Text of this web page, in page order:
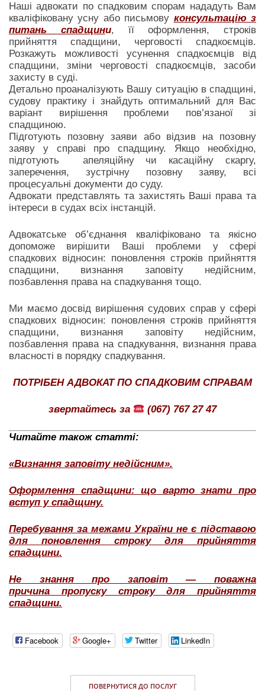
Наші адвокати по спадковим спорам нададуть Вам
кваліфіковану усну або письмову консультацію з
питань спадщини, її оформлення, строків
прийняття спадщини, черговості спадкоємців.
Розкажуть можливості усунення спадкоємців від
спадщини, зміни черговості спадкоємців, засоби
захисту в суді.
Детально проаналізують Вашу ситуацію в спадщині,
судову практику і знайдуть оптимальний для Вас
варіант вирішення проблеми пов’язаної зі
спадщиною.
Підготують позовну заяви або відзив на позовну
заяву у справі про спадщину. Якщо необхідно,
підготують апеляційну чи касаційну скаргу,
заперечення, зустрічну позовну заяву, всі
процесуальні документи до суду.
Адвокати представлять та захистять Ваші права та
інтереси в судах всіх інстанцій.
Адвокатське об’єднання кваліфіковано та якісно
допоможе вирішити Ваші проблеми у сфері
спадкових відносин: поновлення строків прийняття
спадщини, визнання заповіту недійсним,
позбавлення права на спадкування тощо.
Ми маємо досвід вирішення судових справ у сфері
спадкових відносин: поновлення строків прийняття
спадщини, визнання заповіту недійсним,
позбавлення права на спадкування, визнання права
власності в порядку спадкування.
ПОТРІБЕН АДВОКАТ ПО СПАДКОВИМ СПРАВАМ
звертайтесь за (067) 767 27 47
Читайте також статті:
«Визнання заповіту недійсним».
Оформлення спадщини: що варто знати про
вступ у спадщину.
Перебування за межами України не є підставою
для поновлення строку для прийняття
спадщини.
Не знання про заповіт — поважна
причина пропуску строку для прийняття
спадщини.
Facebook Google+ Twitter LinkedIn
ПОВЕРНУТИСЯ ДО ПОСЛУГ